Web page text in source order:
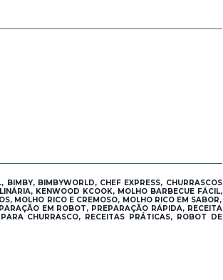
BIMBYWORLD, CHEF EXPRESS, CHURRASCOS
KENWOOD KCOOK, MOLHO BARBECUE FÁCIL,
MOLHO RICO E CREMOSO, MOLHO RICO EM SABOR,
EM ROBOT, PREPARAÇÃO RÁPIDA, RECEITA
CHURRASCO, RECEITAS PRÁTICAS, ROBOT DE